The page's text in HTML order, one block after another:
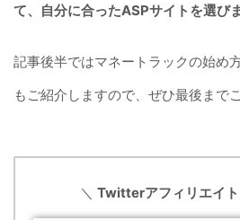
て、自分に合ったASPサイトを選び
記事後半ではマネートラックの始め
もご紹介しますので、ぜひ最後まで
＼ Twitterアフィリエイト